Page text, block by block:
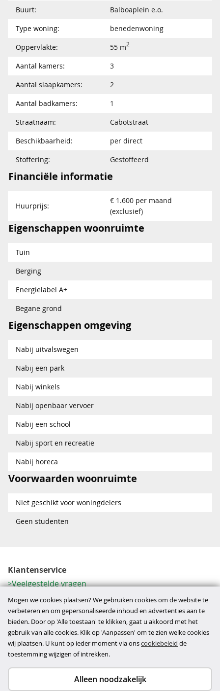
Buurt:
Balboaplein e.o.
Type woning:
benedenwoning
Oppervlakte:
55 m2
Aantal kamers:
3
Aantal slaapkamers:
2
Aantal badkamers:
1
Straatnaam:
Cabotstraat
Beschikbaarheid:
per direct
Stoffering:
Gestoffeerd
Financiële informatie
Huurprijs:
€ 1.600 per maand
(exclusief)
Eigenschappen woonruimte
Tuin
Berging
Energielabel A+
Begane grond
Eigenschappen omgeving
Nabij uitvalswegen
Nabij een park
Nabij winkels
Nabij openbaar vervoer
Nabij een school
Nabij sport en recreatie
Nabij horeca
Voorwaarden woonruimte
Niet geschikt voor woningdelers
Geen studenten
Klantenservice
Veelgestelde vragen
Contactformulier
Herroeping
Over ons
Bedrijfsgegevens
Werkwijze
Mogen we cookies plaatsen? We gebruiken cookies om de website te
verbeteren en om gepersonaliseerde inhoud en advertenties aan te
bieden. Door op 'Alle toestaan' te klikken, gaat u akkoord met het
gebruik van alle cookies. Klik op 'Aanpassen' om te zien welke cookies
wij plaatsen. U kunt op ieder moment via onscookiebeleid de
toestemming wijzigen of intrekken.
Alleen noodzakelijk